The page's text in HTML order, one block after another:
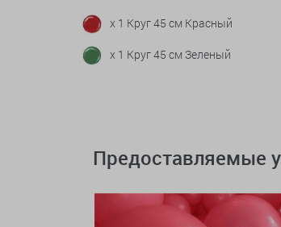
x 1 Круг 45 см Красный
x 1 Круг 45 см Зеленый
Предоставляемые